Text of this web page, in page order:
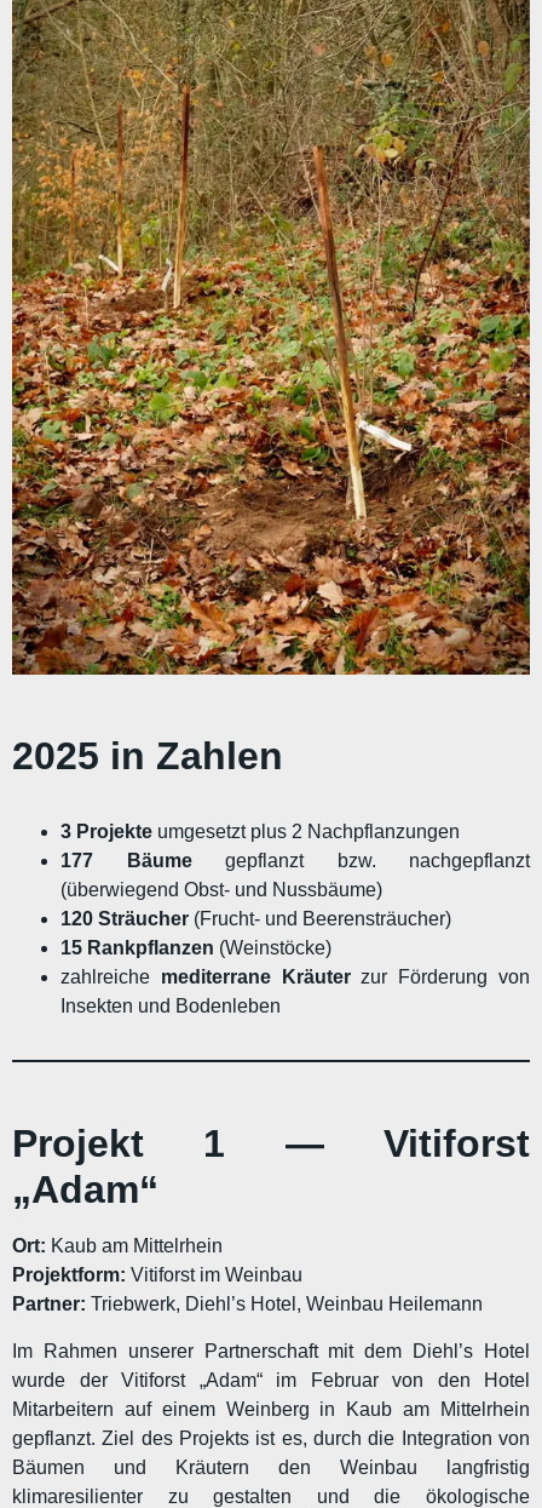
2025 in Zahlen
3 Projekte umgesetzt plus 2 Nachpflanzungen
177 Bäumegepflanzt bzw. nachgepflanzt
(überwiegend Obst- und Nussbäume)
120 Sträucher (Frucht- und Beerensträucher)
15 Rankpflanzen (Weinstöcke)
zahlreiche mediterrane Kräuterzur Förderung von
Insekten und Bodenleben
Projekt 1 — Vitiforst
„Adam“
Ort: Kaub am Mittelrhein
Projektform: Vitiforst im Weinbau
Partner: Triebwerk, Diehl’s Hotel, Weinbau Heilemann
Im Rahmen unserer Partnerschaft mit dem Diehl’s Hotel
wurde der Vitiforst „Adam“ im Februar von den Hotel
Mitarbeitern auf einem Weinberg in Kaub am Mittelrhein
gepflanzt. Ziel des Projekts ist es, durch die Integration von
Bäumen und Kräutern den Weinbau langfristig
klimaresilienter zu gestalten und die ökologische